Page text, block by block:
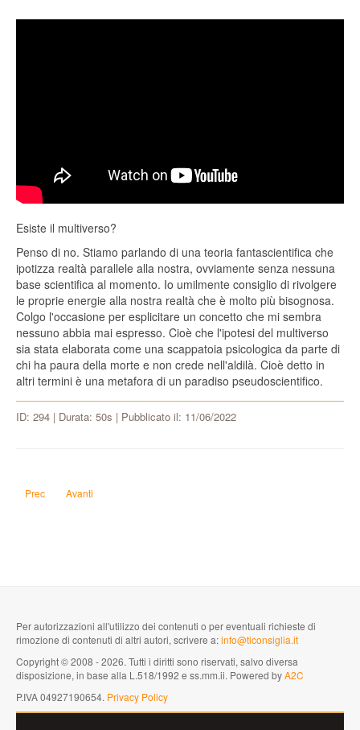
Esiste il multiverso?
Penso di no. Stiamo parlando di una teoria fantascientifica che
ipotizza realtà parallele alla nostra, ovviamente senza nessuna
base scientifica al momento. Io umilmente consiglio di rivolgere
le proprie energie alla nostra realtà che è molto più bisognosa.
Colgo l'occasione per esplicitare un concetto che mi sembra
nessuno abbia mai espresso. Cioè che l'ipotesi del multiverso
sia stata elaborata come una scappatoia psicologica da parte di
chi ha paura della morte e non crede nell'aldilà. Cioè detto in
altri termini è una metafora di un paradiso pseudoscientifico.
ID: 294 | Durata: 50s | Pubblicato il: 11/06/2022
Articolo precedente: Qual è il tuo wrestler preferito?
Prec Articolo successivo: Sei misogallico?
Avanti
Per autorizzazioni all'utilizzo dei contenuti o per eventuali richieste di
rimozione di contenuti di altri autori, scrivere a:info@ticonsiglia.it
Copyright © 2008 - 2026. Tutti i diritti sono riservati, salvo diversa
disposizione, in base alla L.518/1992 e ss.mm.ii. Powered byA2C
P.IVA 04927190654. Privacy Policy